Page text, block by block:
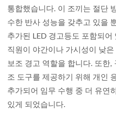
통합했습니다. 이 조끼는 절단
수한 반사 성능을 갖추고 있을
추가된 LED 경고등도 포함되
직원이 야간이나 가시성이 낮
보조 경고 역할을 합니다. 또한
조 도구를 제공하기 위해 개인
추가되어 임무 수행 중 더 유연
있게 되었습니다.